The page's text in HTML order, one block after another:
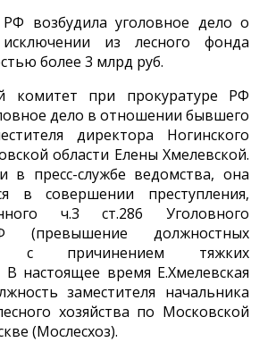
РФ возбудила уголовное дело о
из лесного фонда
более 3 млрд руб.
комитет при прокуратуре РФ
дело в отношении бывшего
директора Ногинского
области Елены Хмелевской.
в пресс-службе ведомства, она
в совершении преступления,
ч.3 ст.286 Уголовного
(превышение должностных
с причинением тяжких
В настоящее время Е.Хмелевская
заместителя начальника
хозяйства по Московской
(Мослесхоз).